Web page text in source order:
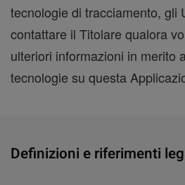
tecnologie di tracciamento, gli
contattare il Titolare qualora
ulteriori informazioni in merito
tecnologie su questa
Definizioni e riferimenti